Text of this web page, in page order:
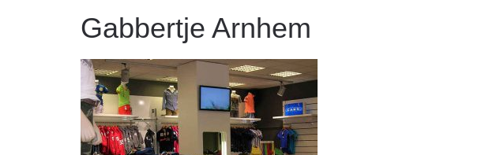
Gabbertje Arnhem